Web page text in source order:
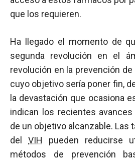
que los requieren.
Ha llegado el momento de
segunda revolución en el
revolución en la prevención
cuyo objetivo sería poner fin,
la devastación que ocasiona
indican los recientes
de un objetivo alcanzable. Las
del VIH pueden reducirse
métodos de prevención